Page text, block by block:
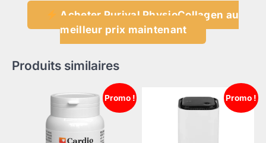
Acheter Purival PhysioCollagen au
meilleur prix maintenant
Produits similaires
Promo ! Promo !